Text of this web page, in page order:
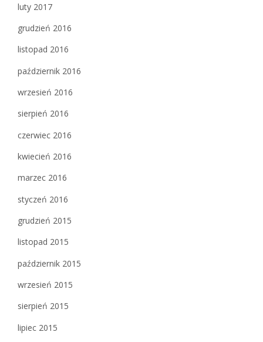
luty 2017
grudzień 2016
listopad 2016
październik 2016
wrzesień 2016
sierpień 2016
czerwiec 2016
kwiecień 2016
marzec 2016
styczeń 2016
grudzień 2015
listopad 2015
październik 2015
wrzesień 2015
sierpień 2015
lipiec 2015